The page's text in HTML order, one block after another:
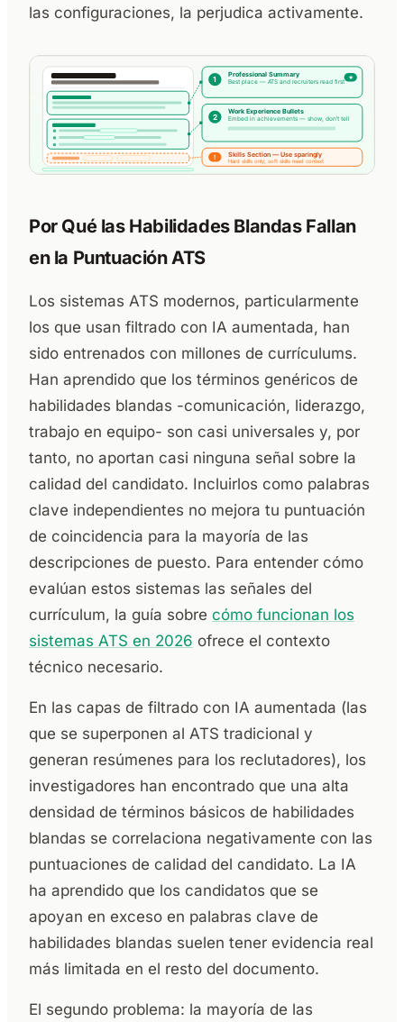
las configuraciones, la perjudica activamente.
Por Qué las Habilidades Blandas Fallan
en la Puntuación ATS
Los sistemas ATS modernos, particularmente
los que usan filtrado con IA aumentada, han
sido entrenados con millones de currículums.
Han aprendido que los términos genéricos de
habilidades blandas -comunicación, liderazgo,
trabajo en equipo- son casi universales y, por
tanto, no aportan casi ninguna señal sobre la
calidad del candidato. Incluirlos como palabras
clave independientes no mejora tu puntuación
de coincidencia para la mayoría de las
descripciones de puesto. Para entender cómo
evalúan estos sistemas las señales del
currículum, la guía sobre cómo funcionan los
sistemas ATS en 2026 ofrece el contexto
técnico necesario.
En las capas de filtrado con IA aumentada (las
que se superponen al ATS tradicional y
generan resúmenes para los reclutadores), los
investigadores han encontrado que una alta
densidad de términos básicos de habilidades
blandas se correlaciona negativamente con las
puntuaciones de calidad del candidato. La IA
ha aprendido que los candidatos que se
apoyan en exceso en palabras clave de
habilidades blandas suelen tener evidencia real
más limitada en el resto del documento.
El segundo problema: la mayoría de las